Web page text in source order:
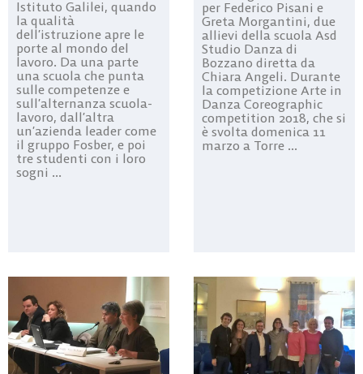
Istituto Galilei, quando
la qualità
dell’istruzione apre le
porte al mondo del
lavoro. Da una parte
una scuola che punta
sulle competenze e
sull’alternanza scuola-
lavoro, dall’altra
un’azienda leader come
il gruppo Fosber, e poi
tre studenti con i loro
sogni ...
per Federico Pisani e
Greta Morgantini, due
allievi della scuola Asd
Studio Danza di
Bozzano diretta da
Chiara Angeli. Durante
la competizione Arte in
Danza Coreographic
competition 2018, che si
è svolta domenica 11
marzo a Torre ...